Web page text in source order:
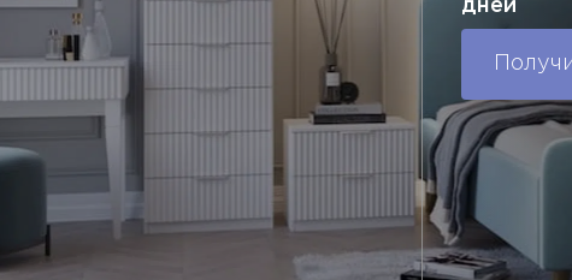
22 848 P.
Габаритные размеры:1000х2200 мм
Варианты исполнения (цвет):
Доставка по РФ.
В корзину
23 465 P.38 717 P.
Варианты исполнения (цвет):
Доставка по РФ.
Купить в
дней